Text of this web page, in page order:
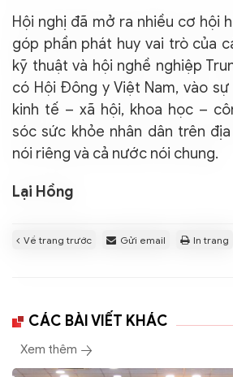
Hội nghị đã mở ra nhiều cơ hội
góp phần phát huy vai trò của
kỹ thuật và hội nghề nghiệp
có Hội Đông y Việt Nam, vào
kinh tế – xã hội, khoa học –
sóc sức khỏe nhân dân trên
nói riêng và cả nước nói chung.
Lại Hồng
Về trang trước Gửi email In trang
CÁC BÀI VIẾT KHÁC
Xem thêm